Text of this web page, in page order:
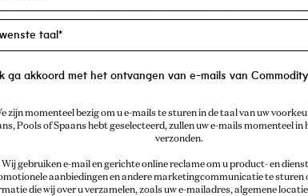
all day long! I love it, and the book with the
described in the book and I must say Book
and sticks to my skin so well and it such a
and the people around you.
Ik ga akkoord met het ontvangen van e-mails van
zijn momenteel bezig om u e-mails te sturen in de taal van uw
Pools of Spaans hebt geselecteerd, zullen uw e-mails momenteel in
verzonden.
Wij gebruiken e-mail en gerichte online reclame om u product- en
aanbiedingen en andere marketingcommunicatie te sturen
die wij over u verzamelen, zoals uw e-mailadres, algemene